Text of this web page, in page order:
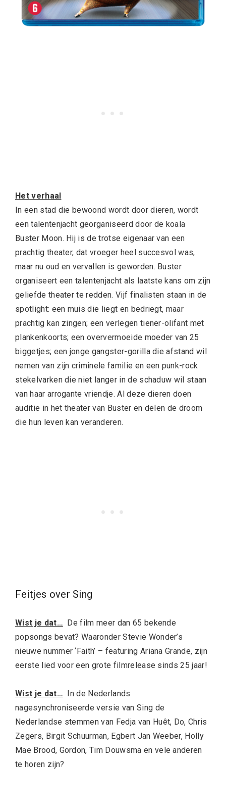
Het verhaal
In een stad die bewoond wordt door dieren, wordt
een talentenjacht georganiseerd door de koala
Buster Moon. Hij is de trotse eigenaar van een
prachtig theater, dat vroeger heel succesvol was,
maar nu oud en vervallen is geworden. Buster
organiseert een talentenjacht als laatste kans om zijn
geliefde theater te redden. Vijf finalisten staan in de
spotlight: een muis die liegt en bedriegt, maar
prachtig kan zingen; een verlegen tiener-olifant met
plankenkoorts; een oververmoeide moeder van 25
biggetjes; een jonge gangster-gorilla die afstand wil
nemen van zijn criminele familie en een punk-rock
stekelvarken die niet langer in de schaduw wil staan
van haar arrogante vriendje. Al deze dieren doen
auditie in het theater van Buster en delen de droom
die hun leven kan veranderen.
Feitjes over Sing
Wist je dat… De film meer dan 65 bekende
popsongs bevat? Waaronder Stevie Wonder’s
nieuwe nummer ‘Faith’ – featuring Ariana Grande, zijn
eerste lied voor een grote filmrelease sinds 25 jaar!
Wist je dat… In de Nederlands
nagesynchroniseerde versie van Sing de
Nederlandse stemmen van Fedja van Huêt, Do, Chris
Zegers, Birgit Schuurman, Egbert Jan Weeber, Holly
Mae Brood, Gordon, Tim Douwsma en vele anderen
te horen zijn?